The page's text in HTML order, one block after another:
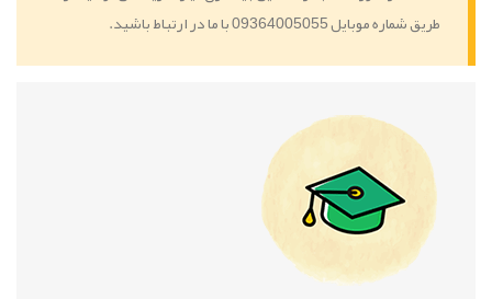
طریق شماره موبایل 09364005055 با ما در ارتباط باشید.